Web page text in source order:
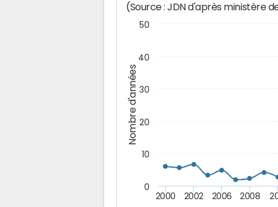
Nombre d'années
(Source : JDN d'après ministère
2000 2002 2006 2008
0
10
20
30
40
50